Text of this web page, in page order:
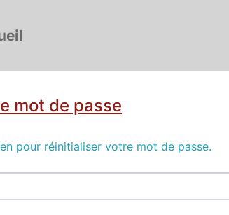
mot de passe
pour réinitialiser votre mot de passe.